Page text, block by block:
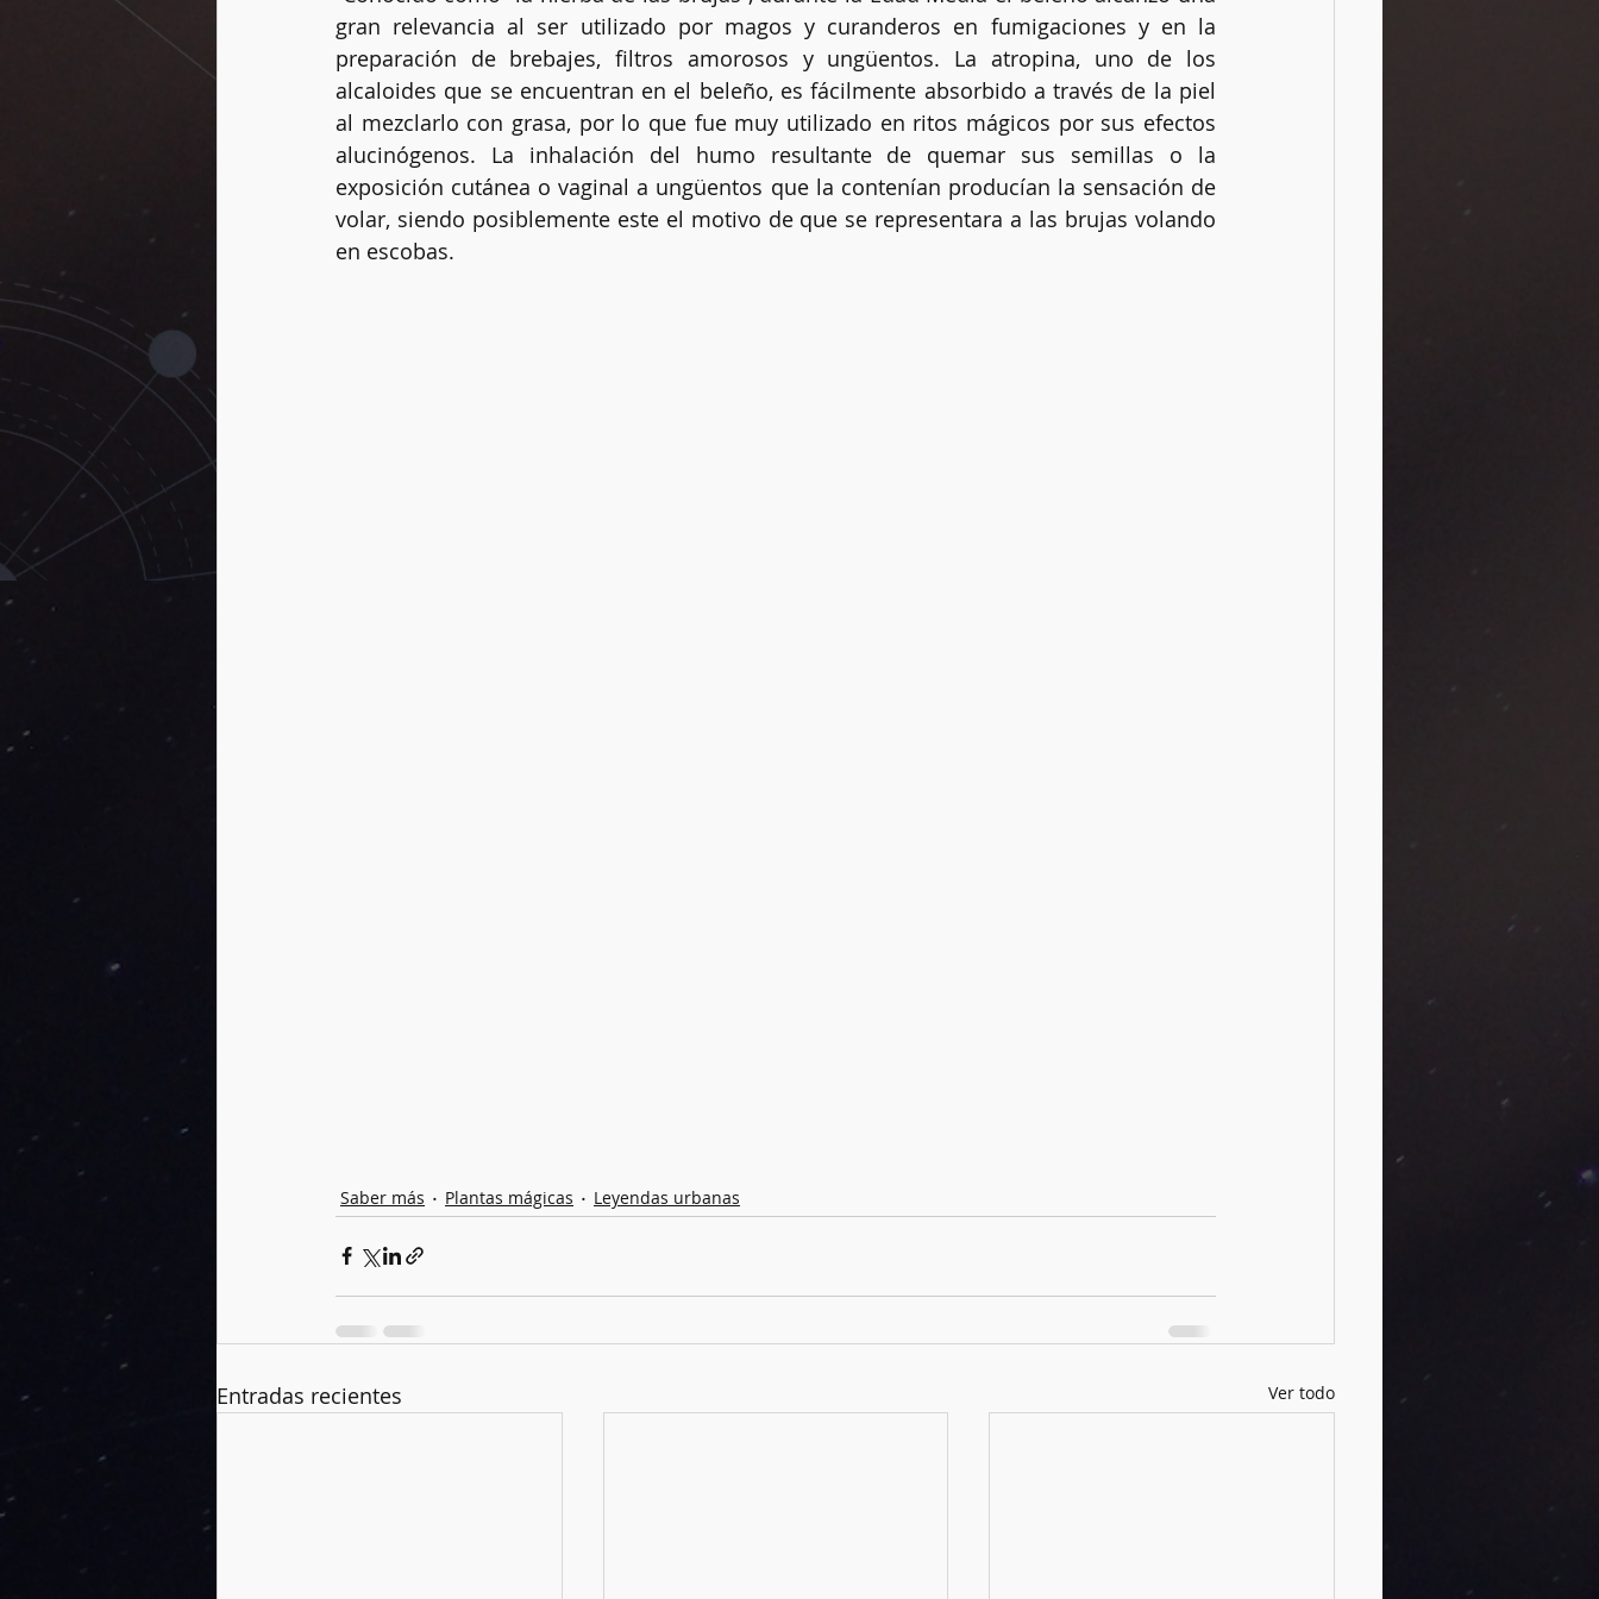
Vidas pasadas Dogmas Clarividencia Chakras Limpias energéticas Altar Rituales
Rueda del año Péndulo Kybalión
gran relevancia al ser utilizado por magos y curanderos en fumigaciones y en la
preparación de brebajes, filtros amorosos y ungüentos. La atropina, uno de los
alcaloides que se encuentran en el beleño, es fácilmente absorbido a través de la piel
al mezclarlo con grasa, por lo que fue muy utilizado en ritos mágicos por sus efectos
alucinógenos. La inhalación del humo resultante de quemar sus semillas o la
exposición cutánea o vaginal a ungüentos que la contenían producían la sensación de
volar, siendo posiblemente este el motivo de que se representara a las brujas volando
en escobas.
Saber más Plantas mágicas Leyendas urbanas
Entradas recientes Ver todo